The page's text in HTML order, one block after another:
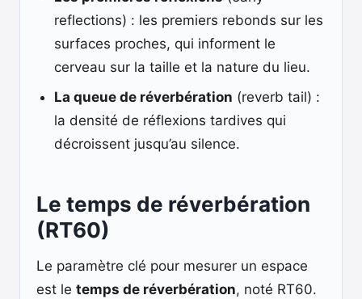
reflections) : les premiers rebonds sur les
surfaces proches, qui informent le
cerveau sur la taille et la nature du lieu.
La queue de réverbération (reverb tail) :
la densité de réflexions tardives qui
décroissent jusqu’au silence.
Le temps de réverbération
(RT60)
Le paramètre clé pour mesurer un espace
est le temps de réverbération, noté RT60.